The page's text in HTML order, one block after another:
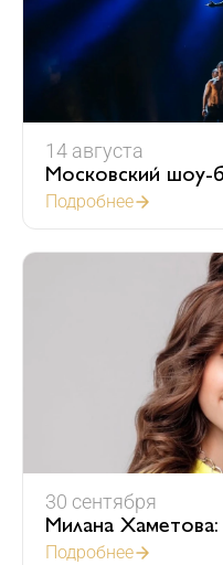
14 августа
Московский шоу-
Подробнее
30 сентября
Милана
Подробнее